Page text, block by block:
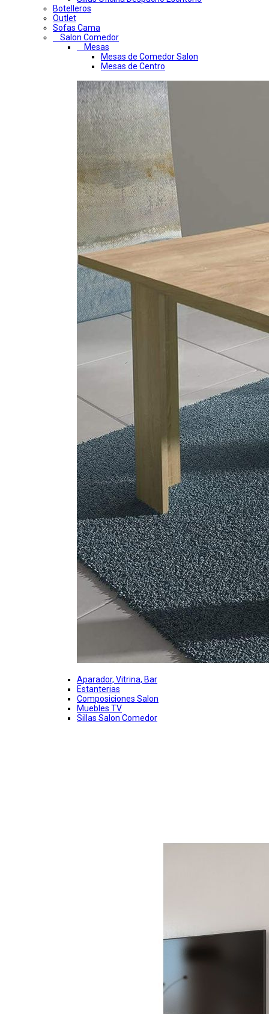
Botelleros
Outlet
Sofas Cama
Salon Comedor
Mesas
Mesas de Comedor Salon
Mesas de Centro
Aparador, Vitrina, Bar
Estanterias
Composiciones Salon
Muebles TV
Sillas Salon Comedor